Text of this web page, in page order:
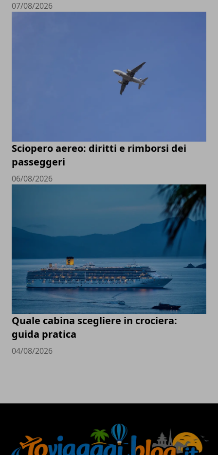
07/08/2026
Sciopero aereo: diritti e rimborsi dei
passeggeri
06/08/2026
Quale cabina scegliere in crociera:
guida pratica
04/08/2026